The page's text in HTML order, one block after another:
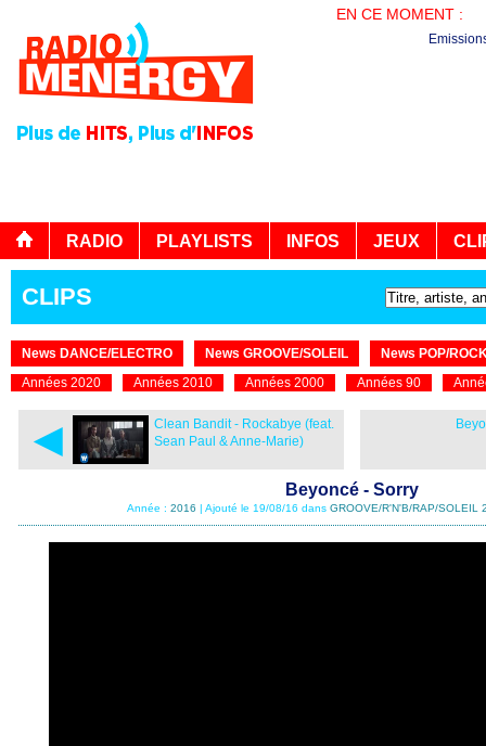
EN CE MOMENT :
RADIO PLAYLISTS INFOS JEUX
CLIPS
News DANCE/ELECTRO News GROOVE/SOLEIL
News POP/
Années 2020
Années 2010 Années 2000 Années 90
◄
Clean Bandit - Rockabye (feat.
Sean Paul & Anne-Marie)
Beyoncé - Sorry
Année : 2016 | Ajouté le 19/08/16 dans GROOVE/R'N'B/RAP/SOLEIL